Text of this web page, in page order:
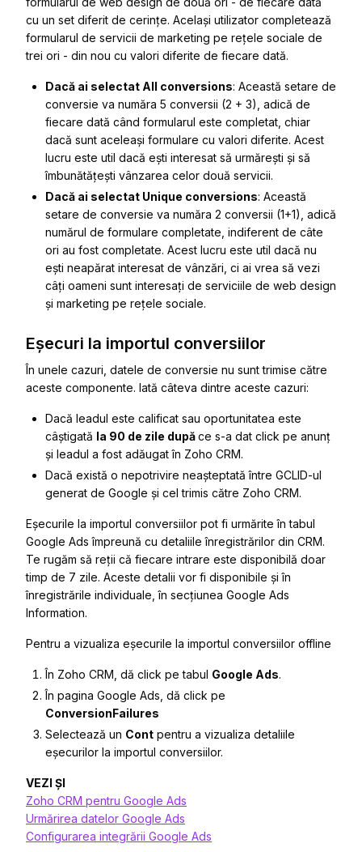
cu un set diferit de cerințe. Același utilizator completează
formularul de servicii de marketing pe rețele sociale de
trei ori - din nou cu valori diferite de fiecare dată.
Dacă ai selectat All conversions: Această setare de
conversie va număra 5 conversii (2 + 3), adică de
fiecare dată când formularul este completat, chiar
dacă sunt aceleași formulare cu valori diferite. Acest
lucru este util dacă ești interesat să urmărești și să
îmbunătățești vânzarea celor două servicii.
Dacă ai selectat Unique conversions: Această
setare de conversie va număra 2 conversii (1+1), adică
numărul de formulare completate, indiferent de câte
ori au fost completate. Acest lucru este util dacă nu
ești neapărat interesat de vânzări, ci ai vrea să vezi
câți oameni sunt interesați de serviciile de web design
și marketing pe rețele sociale.
Eșecuri la importul conversiilor
În unele cazuri, datele de conversie nu sunt trimise către
aceste componente. Iată câteva dintre aceste cazuri:
Dacă leadul este calificat sau oportunitatea este
câștigată la 90 de zile dupăce s-a dat click pe anunț
și leadul a fost adăugat în Zoho CRM.
Dacă există o nepotrivire neașteptată între GCLID-ul
generat de Google și cel trimis către Zoho CRM.
Eșecurile la importul conversiilor pot fi urmărite în tabul
Google Ads împreună cu detaliile înregistrărilor din CRM.
Te rugăm să reții că fiecare intrare este disponibilă doar
timp de 7 zile. Aceste detalii vor fi disponibile și în
înregistrările individuale, în secțiunea Google Ads
Information.
Pentru a vizualiza eșecurile la importul conversiilor offline
În Zoho CRM, dă click pe tabul Google Ads.
În pagina Google Ads , dă click pe
ConversionFailures
Selectează un Cont pentru a vizualiza detaliile
eșecurilor la importul conversiilor.
VEZI ȘI
Zoho CRM pentru Google Ads
Urmărirea datelor Google Ads
Configurarea integrării Google Ads